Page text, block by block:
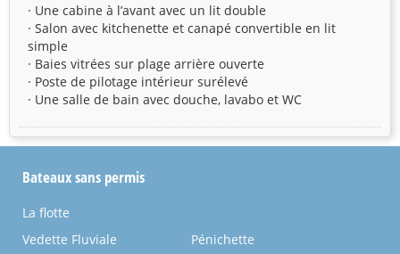
· Une cabine à l’avant avec un lit double
· Salon avec kitchenette et canapé convertible en lit
simple
· Baies vitrées sur plage arrière ouverte
· Poste de pilotage intérieur surélevé
· Une salle de bain avec douche, lavabo et WC
Bateaux sans permis
La flotte
Vedette Fluviale
Pénichette